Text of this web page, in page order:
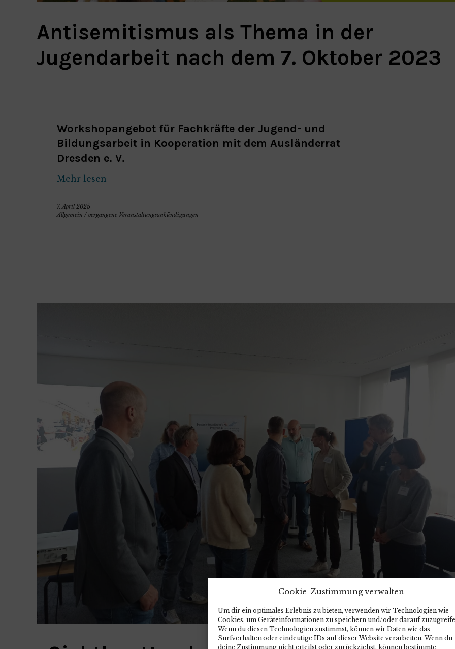
Cookie-Zustimmung verwalten
Um dir ein optimales Erlebnis zu bieten, verwenden wir Technologien wie
Cookies, um Geräteinformationen zu speichern und/oder darauf
Wenn du diesen Technologien zustimmst, können wir Daten wie das
Surfverhalten oder eindeutige IDs auf dieser Website verarbeiten. Wenn du
deine Zustimmung nicht erteilst oder zurückziehst, können bestimmte
Antisemitismus als Thema in der
Jugendarbeit nach dem 7. Oktober 2023
Workshopangebot für Fachkräfte der Jugend- und
Bildungsarbeit in Kooperation mit dem Ausländerrat
Dresden e. V.
Mehr lesen
7. April 2025
Allgemein /vergangene Veranstaltungsankündigungen